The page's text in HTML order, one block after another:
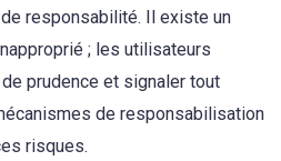
responsabilité. Il existe un
; les utilisateurs
prudence et signaler tout
de responsabilisation
risques.